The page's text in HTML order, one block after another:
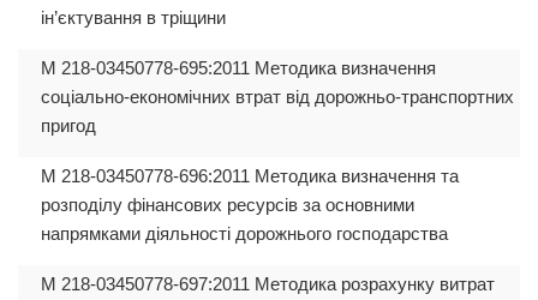
ін’єктування в тріщини
М 218-03450778-695:2011 Методика визначення
соціально-економічних втрат від дорожньо-транспортних
пригод
М 218-03450778-696:2011 Методика визначення та
розподілу фінансових ресурсів за основними
напрямками діяльності дорожнього господарства
М 218-03450778-697:2011 Методика розрахунку витрат